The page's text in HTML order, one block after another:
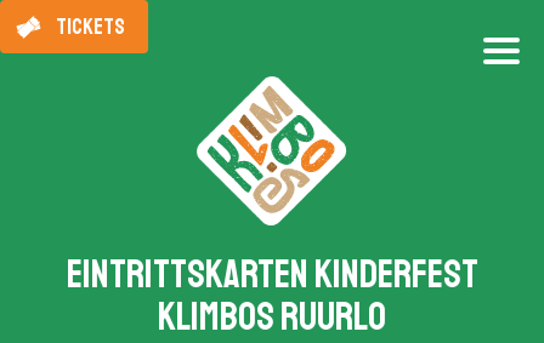
TICKETS
Eintrittskarten Kinderfest
Klimbos Ruurlo